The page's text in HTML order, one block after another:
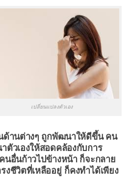
เปลี่ยนแปลงตัวเอง
ด้านต่างๆ ถูกพัฒนาให้ดีขึ้น คน
วเองให้สอดคล้องกับการ
อื่นก้าวไปข้างหน้า ก็จะกลาย
งชีวิตที่เหลืออยู่ก็คงทำได้เพียง